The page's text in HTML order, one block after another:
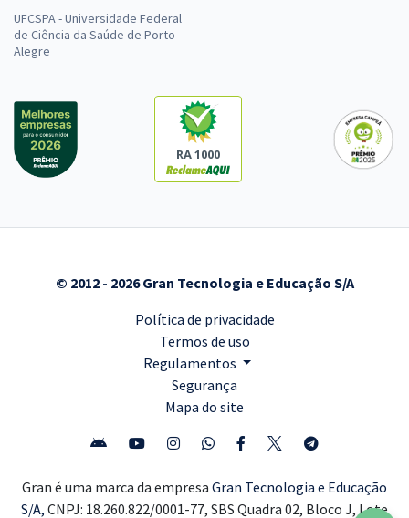
UFCSPA - Universidade Federal
de Ciência da Saúde de Porto
Alegre
RA 1000
© 2012 - 2026 Gran Tecnologia e Educação S/A
Política de privacidade
Termos de uso
Regulamentos
Segurança
Mapa do site
Gran é uma marca da empresa Gran Tecnologia e Educação
S/A, CNPJ: 18.260.822/0001-77, SBS Quadra 02, Bloco J, Lote